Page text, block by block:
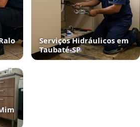
Serviços Hidráulicos em
Taubaté‑SP